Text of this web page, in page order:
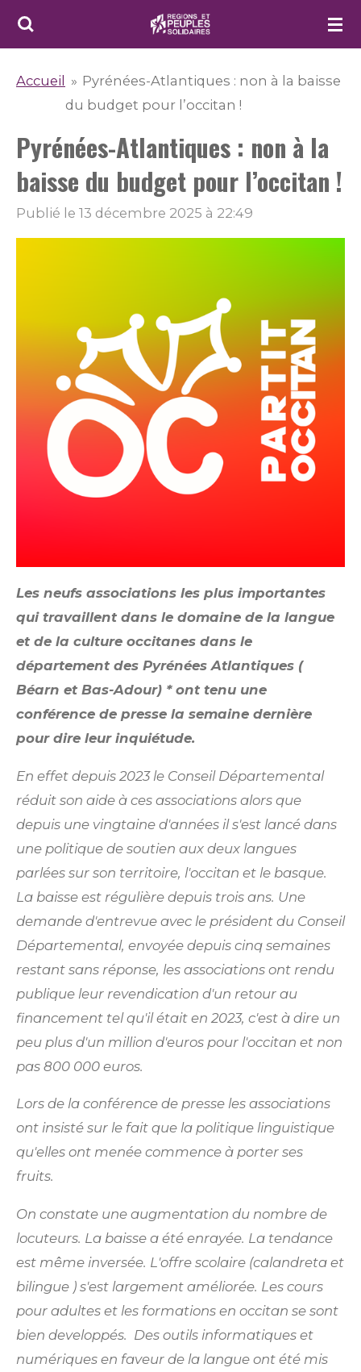
Passer
principal
Accueil » Pyrénées-Atlantiques : non à la baisse
du budget pour l’occitan !
Pyrénées-Atlantiques : non à la
baisse du budget pour l’occitan !
Publié le 13 décembre 2025 à 22:49
Les neufs associations les plus importantes
qui travaillent dans le domaine de la langue
et de la culture occitanes dans le
département des Pyrénées Atlantiques (
Béarn et Bas-Adour) * ont tenu une
conférence de presse la semaine dernière
pour dire leur inquiétude.
En effet depuis 2023 le Conseil Départemental
réduit son aide à ces associations alors que
depuis une vingtaine d'années il s'est lancé dans
une politique de soutien aux deux langues
parlées sur son territoire, l'occitan et le basque.
La baisse est régulière depuis trois ans. Une
demande d'entrevue avec le président du Conseil
Départemental, envoyée depuis cinq semaines
restant sans réponse, les associations ont rendu
publique leur revendication d'un retour au
financement tel qu'il était en 2023, c'est à dire un
peu plus d'un million d'euros pour l'occitan et non
pas 800 000 euros.
Lors de la conférence de presse les associations
ont insisté sur le fait que la politique linguistique
qu'elles ont menée commence à porter ses
fruits.
On constate une augmentation du nombre de
locuteurs. La baisse a été enrayée. La tendance
est même inversée. L'offre scolaire (calandreta et
bilingue ) s'est largement améliorée. Les cours
pour adultes et les formations en occitan se sont
bien developpés. Des outils informatiques et
numériques en faveur de la langue ont été mis